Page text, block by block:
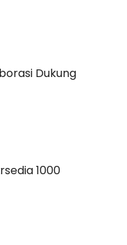
Dukung
1000